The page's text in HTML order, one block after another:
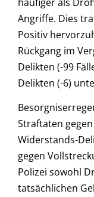
Angriffe. Dies
Positiv
Rückgang im
Delikten (-99
Delikten (-6)
Straftaten
Widerstands-
gegen
Polizei sowohl
tatsächlichen